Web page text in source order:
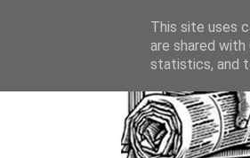
This site uses
are shared
statistics, and